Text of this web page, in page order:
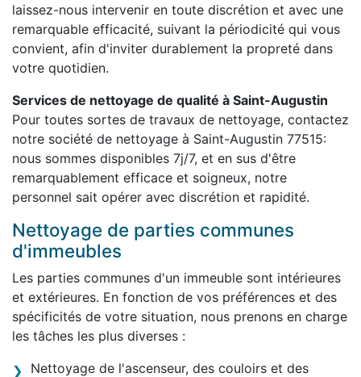
laissez-nous intervenir en toute discrétion et avec une
remarquable efficacité, suivant la périodicité qui vous
convient, afin d'inviter durablement la propreté dans
votre quotidien.
Services de nettoyage de qualité à Saint-Augustin
Pour toutes sortes de travaux de nettoyage, contactez
notre société de nettoyage à Saint-Augustin 77515:
nous sommes disponibles 7j/7, et en sus d'être
remarquablement efficace et soigneux, notre
personnel sait opérer avec discrétion et rapidité.
Nettoyage de parties communes
d'immeubles
Les parties communes d'un immeuble sont intérieures
et extérieures. En fonction de vos préférences et des
spécificités de votre situation, nous prenons en charge
les tâches les plus diverses :
Nettoyage de l'ascenseur, des couloirs et des